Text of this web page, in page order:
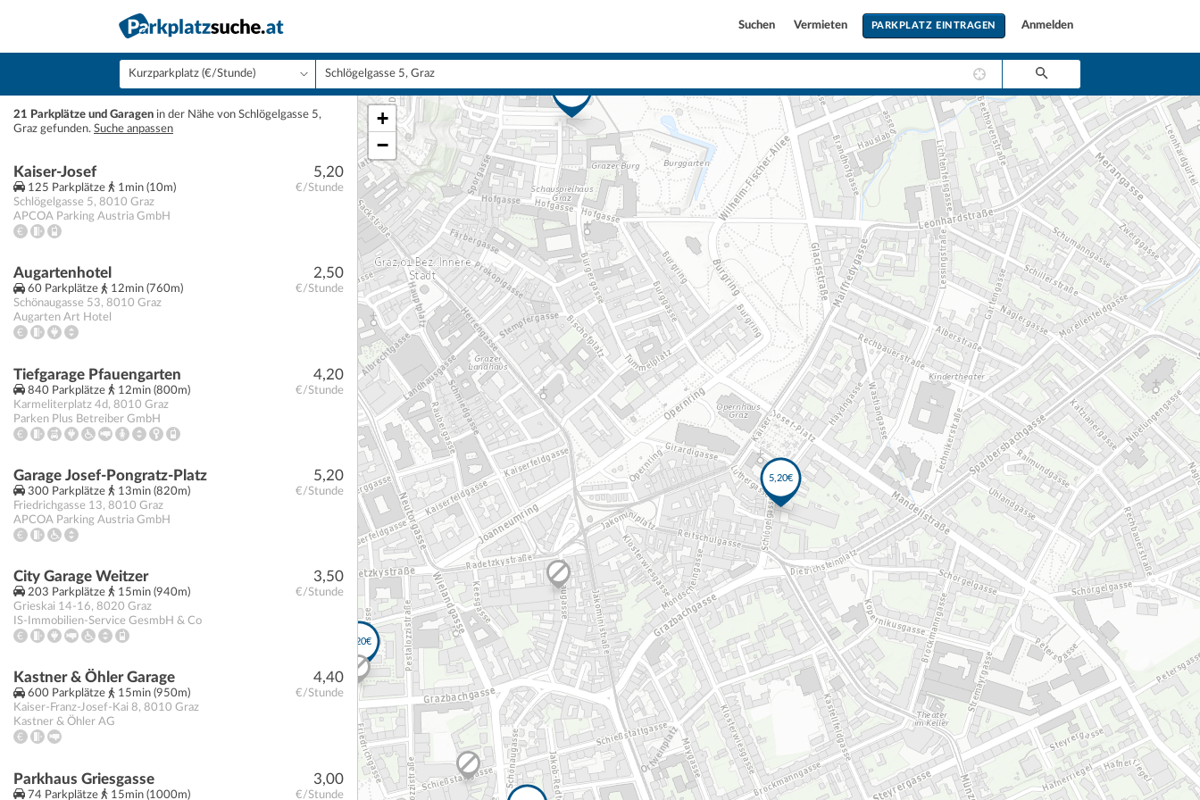
Suchen Vermieten PARKPLATZ EINTRAGEN Anmelden
21 Parkplätze und Garagen in der Nähe von Schlögelgasse 5,
Graz gefunden. Suche anpassen
5,20
€/Stunde
Kaiser-Josef
125 Parkplätze
1min (10m)
Schlögelgasse 5, 8010 Graz
APCOA Parking Austria GmbH
2,50
€/Stunde
Augartenhotel
60 Parkplätze
12min (760m)
Schönaugasse 53, 8010 Graz
Augarten Art Hotel
4,20
€/Stunde
Tiefgarage Pfauengarten
840 Parkplätze
12min (800m)
Karmeliterplatz 4d , 8010 Graz
Parken Plus Betreiber GmbH
5,20
€/Stunde
Garage Josef-Pongratz-Platz
300 Parkplätze
13min (820m)
Friedrichgasse 13, 8010 Graz
APCOA Parking Austria GmbH
3,50
€/Stunde
City Garage Weitzer
203 Parkplätze
15min (940m)
Grieskai 14-16, 8020 Graz
IS-Immobilien-Service GesmbH & Co
4,40
€/Stunde
Kastner & Öhler Garage
600 Parkplätze
15min (950m)
Kaiser-Franz-Josef-Kai 8, 8010 Graz
Kastner & Öhler AG
3,00
€/Stunde
Parkhaus Griesgasse
74 Parkplätze 15min (1000m)
+
−